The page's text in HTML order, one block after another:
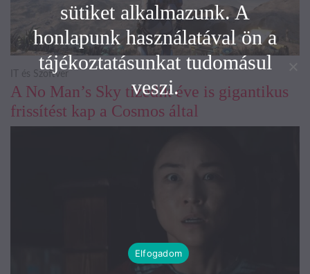
A No Man’s Sky tizedik éve is gigantikus
frissítést kap a Cosmos által
IT és Szoftver
sütiket alkalmazunk. A
honlapunk használatával ön a
tájékoztatásunkat tudomásul
veszi.
Elfogadom